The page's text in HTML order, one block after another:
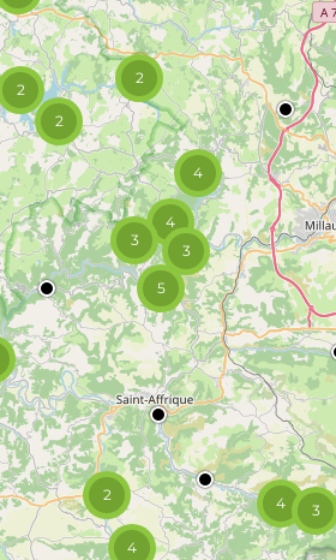
3
3
2
2
4
4
4
3
4
5
2
2